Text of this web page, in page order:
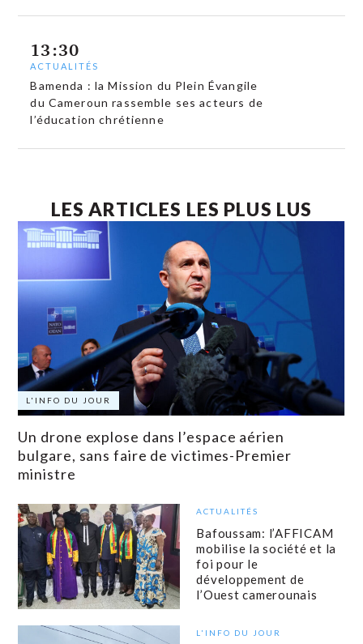
13:30
ACTUALITÉS
Bamenda : la Mission du Plein Évangile
du Cameroun rassemble ses acteurs de
l’éducation chrétienne
LES ARTICLES LES PLUS LUS
L'INFO DU JOUR
Un drone explose dans l’espace aérien
bulgare, sans faire de victimes-Premier
ministre
ACTUALITÉS
Bafoussam: l’AFFICAM
mobilise la société et la
foi pour le
développement de
l’Ouest camerounais
L'INFO DU JOUR